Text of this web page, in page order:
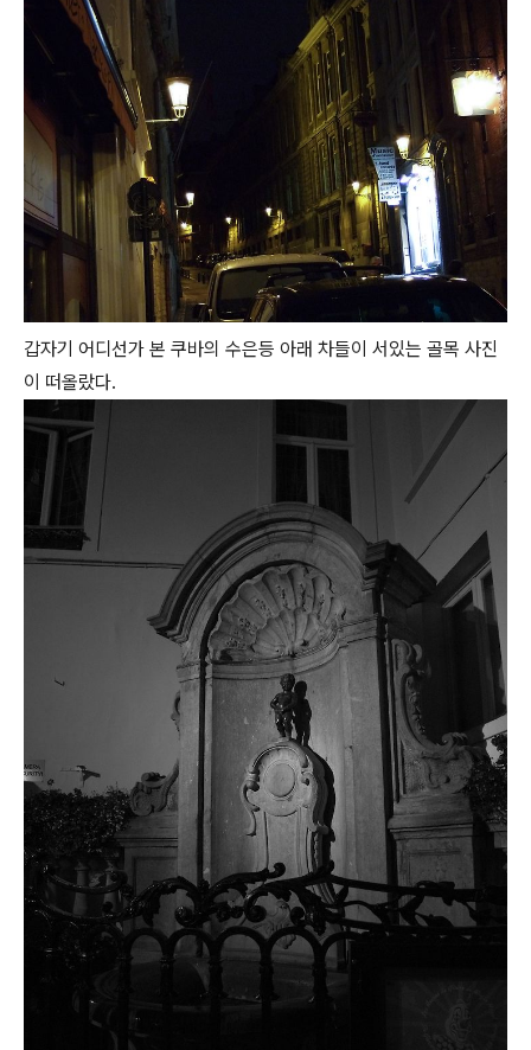
갑자기 어디선가 본 쿠바의 수은등 아래 차들이 서있는 골목 사진
이 떠올랐다.